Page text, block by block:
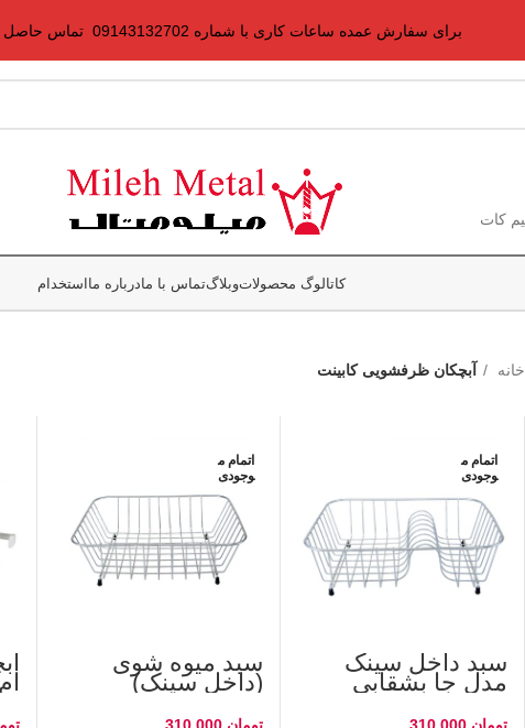
کاتالوگ محصولاتوبلاگتماس با مادرباره مااستخدام
خانه آبچکان ظرفشویی کابینت
اتمام م
وجودی
سبد داخل سینک
مدل جا بشقابی
اتمام م
وجودی
سبد میوه شوی
(داخل سینک)
برای سفارش عمده ساعات کاری با شماره 09143132702 تماس حاصل فرمایید.